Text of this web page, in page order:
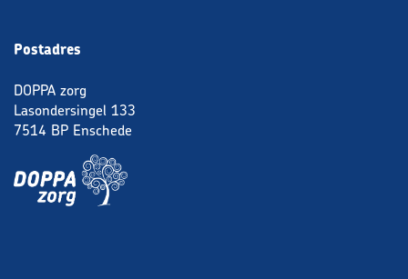
Postadres
DOPPA zorg
Lasondersingel 133
7514 BP Enschede